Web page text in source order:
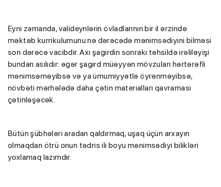
Eyni zamanda, valideynlərin övladlarının bir il ərzində
məktəb kurrikulumunu nə dərəcədə mənimsədiyini bilməsi
son dərəcə vacibdir. Axı şagirdin sonrakı təhsildə irəliləyişi
bundan asılıdır: əgər şagird müəyyən mövzuları hərtərəfli
mənimsəməyibsə və ya ümumiyyətlə öyrənməyibsə,
növbəti mərhələdə daha çətin materialları qavraması
çətinləşəcək.
Bütün şübhələri aradan qaldırmaq, uşaq üçün arxayın
olmaqdan ötrü onun tədris ili boyu mənimsədiyi bilikləri
yoxlamaq lazımdır.